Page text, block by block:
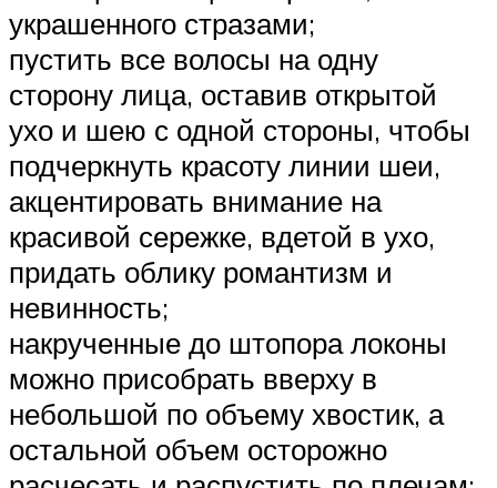
украшенного стразами;
пустить все волосы на одну
сторону лица, оставив открытой
ухо и шею с одной стороны, чтобы
подчеркнуть красоту линии шеи,
акцентировать внимание на
красивой сережке, вдетой в ухо,
придать облику романтизм и
невинность;
накрученные до штопора локоны
можно присобрать вверху в
небольшой по объему хвостик, а
остальной объем осторожно